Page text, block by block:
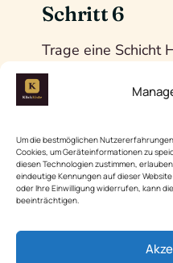
Um die bestmöglichen
Cookies, um Geräteinformationen zu
diesen Technologien zustimmen,
eindeutige Kennungen auf dieser
oder Ihre Einwilligung widerrufen, kann
beeinträchtigen.
Schritt 6
Trage eine Schicht
Oberseite der
die Holzplatte
Lass den Leim
trocknen, bevor du